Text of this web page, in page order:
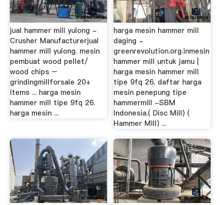
jual hammer mill yulong -
Crusher Manufacturerjual
hammer mill yulong. mesin
pembuat wood pellet/
wood chips –
grindingmillforsale 20+
items ... harga mesin
hammer mill tipe 9fq 26.
harga mesin ...
harga mesin hammer mill
daging -
greenrevolution.org.inmesin
hammer mill untuk jamu |
harga mesin hammer mill
tipe 9fq 26. daftar harga
mesin penepung tipe
hammermill -SBM
Indonesia.( Disc Mill) (
Hammer Mill) ...